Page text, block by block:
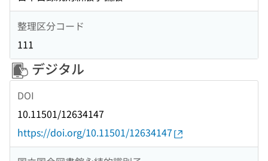
整理区分コード
111
デジタル
DOI
10.11501/12634147
https://doi.org/10.11501/12634147